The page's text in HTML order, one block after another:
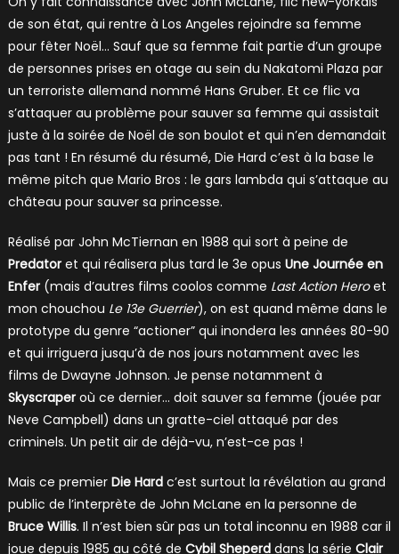
de son état, qui rentre à Los Angeles rejoindre sa femme
pour fêter Noël… Sauf que sa femme fait partie d’un groupe
de personnes prises en otage au sein du Nakatomi Plaza par
un terroriste allemand nommé Hans Gruber. Et ce flic va
s’attaquer au problème pour sauver sa femme qui assistait
juste à la soirée de Noël de son boulot et qui n’en demandait
pas tant ! En résumé du résumé, Die Hard c’est à la base le
même pitch que Mario Bros : le gars lambda qui s’attaque au
château pour sauver sa princesse.
Réalisé par John McTiernan en 1988 qui sort à peine de
Predator et qui réalisera plus tard le 3e opus Une Journée en
Enfer(mais d’autres films coolos comme Last Action Heroet
mon chouchou Le 13e Guerrier), on est quand même dans le
prototype du genre “actioner” qui inondera les années 80-90
et qui irriguera jusqu’à de nos jours notamment avec les
films de Dwayne Johnson. Je pense notamment à
Skyscraperoù ce dernier… doit sauver sa femme (jouée par
Neve Campbell) dans un gratte-ciel attaqué par des
criminels. Un petit air de déjà-vu, n’est-ce pas !
Mais ce premier Die Hardc’est surtout la révélation au grand
public de l’interprète de John McLane en la personne de
Bruce Willis. Il n’est bien sûr pas un total inconnu en 1988 car il
joue depuis 1985 au côté de Cybil Sheperddans la série Clair